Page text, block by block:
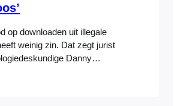
op downloaden uit illegale
weinig zin. Dat zegt jurist
Danny
het ANP. Voor het